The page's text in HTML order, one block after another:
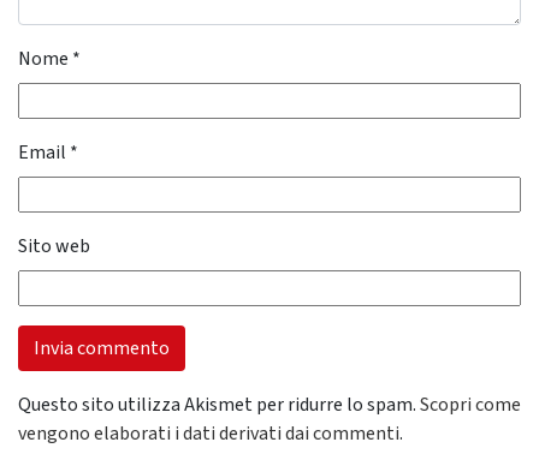
Nome *
Email *
Sito web
Questo sito utilizza Akismet per ridurre lo spam.Scopri come
vengono elaborati i dati derivati dai commenti.